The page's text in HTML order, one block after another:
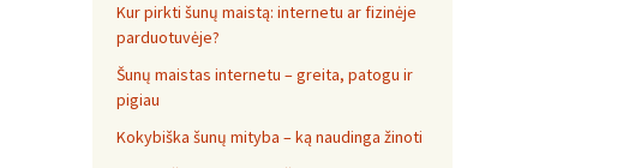
Kur pirkti šunų maistą: internetu ar fizinėje
parduotuvėje?
Šunų maistas internetu – greita, patogu ir
pigiau
Kokybiška šunų mityba – ką naudinga žinoti